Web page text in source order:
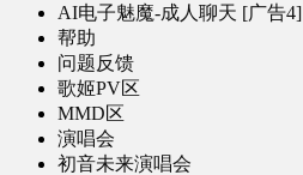
AI电子魅魔-成人聊天 [广告4]
帮助
问题反馈
歌姬PV区
MMD区
演唱会
初音未来演唱会